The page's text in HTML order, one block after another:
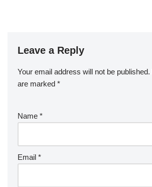
Leave a Reply
Your email address will not be published.
are marked *
Name *
Email *